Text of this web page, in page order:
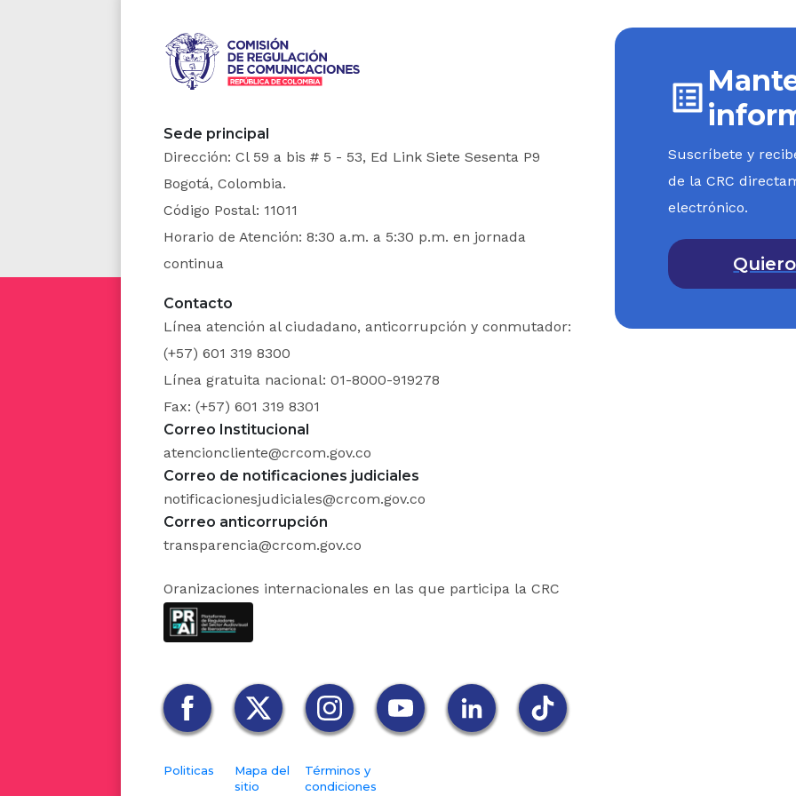
8. El desarrollo económico y social deberá articularse
desarrollo cultural, científico y tecnológico. El Plan Nacional
cuenta el Plan Nacional de Cultura que formule el
invertidos en actividades culturales tendrán, para todos
9. El respeto de los derechos humanos, la convivencia,
culturalidad, el pluralismo y la tolerancia son valores
base esencial de una cultura de paz.
10. El Estado garantizará la libre investigación y
dentro de los parámetros de calidad, rigor y coherencia
artística y cultural y garantizará el acceso de todos los
13. El Estado, al formular su política cultural, tendrá en
gestor como al receptor de la cultura y garantizará el
las manifestaciones, bienes y servicios culturales en
concediendo especial tratamiento a personas
síquicamente, de la tercera edad, la infancia y la juventud
funciones y los servicios del Estado en relación con la
conformidad con lo dispuesto en el artículo anterior,
Patrimonio Cultural de la Nación y el apoyo y el
Suscríbete y
de la CRC
electrónico.
Sede principal
Dirección: Cl 59 a bis # 5 - 53, Ed Link Siete Sesenta P9
Bogotá, Colombia.
Código Postal: 11011
Horario de Atención: 8:30 a.m. a 5:30 p.m. en jornada
continua
Contacto
Línea atención al ciudadano, anticorrupción y conmutador:
(+57) 601 319 8300
Línea gratuita nacional: 01-8000-919278
Fax: (+57) 601 319 8301
Correo Institucional
atencioncliente@crcom.gov.co
Correo de notificaciones judiciales
notificacionesjudiciales@crcom.gov.co
Correo anticorrupción
transparencia@crcom.gov.co
Oranizaciones internacionales en las que participa la CRC
Politicas
Mapa del
sitio
Términos y
condiciones